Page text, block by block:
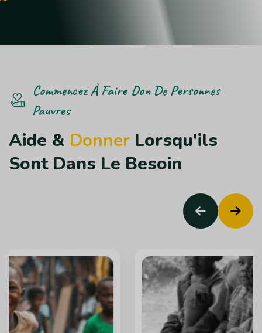
Commencez À Faire Don De Personnes
Pauvres
Aide & Donner Lorsqu'ils
Sont Dans Le Besoin